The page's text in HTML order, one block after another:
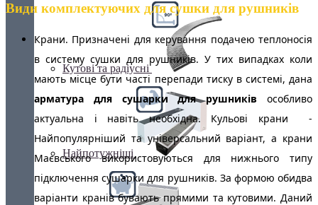
Кутові та радіусні
Найпотужніші
Види комплектуючих для сушки для рушників
Крани. Призначені для керування подачею теплоносія
в систему сушки для рушників. У тих випадках коли
мають місце бути часті перепади тиску в системі, дана
арматура для сушарки для рушників особливо
актуальна і навіть необхідна. Кульові крани -
Найпопулярніший та універсальний варіант, а крани
Маєвського використовуються для нижнього типу
підключення сушарки для рушників. За формою обидва
варіанти кранів бувають прямими та кутовими. Даний